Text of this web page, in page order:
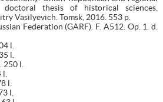
doctoral thesis of historical sciences.
Vasilyevich. Tomsk, 2016. 553 p.
Federation (GARF). F. A512. Op. 1. d.
l.
l.
250 l.
l.
l.